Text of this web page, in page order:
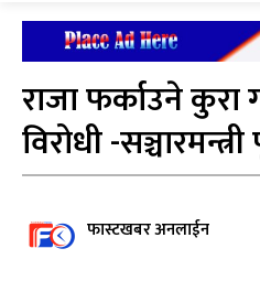
राजा फर्काउने कुरा
विरोधी -
फास्टखबर अनलाईन